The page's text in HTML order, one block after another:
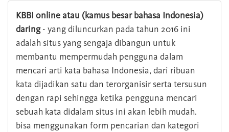
KBBI online atau (kamus besar bahasa Indonesia)
daring- yang diluncurkan pada tahun 2016 ini
adalah situs yang sengaja dibangun untuk
membantu mempermudah pengguna dalam
mencari arti kata bahasa Indonesia, dari ribuan
kata dijadikan satu dan terorganisir serta tersusun
dengan rapi sehingga ketika pengguna mencari
sebuah kata didalam situs ini akan lebih mudah.
bisa menggunakan form pencarian dan kategori